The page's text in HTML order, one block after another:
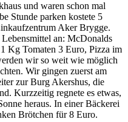
und waren schon mal
Stunde parken kostete 5
Aker Brygge.
an: McDonalds
Kg Tomaten 3 Euro, Pizza im
wir so weit wie möglich
Wir gingen zuerst am
zur Burg Akershus, die
Kurzzeitig regnete es etwas,
heraus. In einer Bäckerei
Brötchen für 8 Euro.